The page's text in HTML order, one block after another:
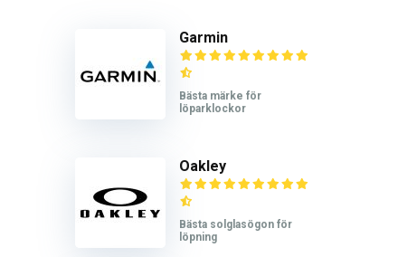
Garmin
Bästa märke för
löparklockor
Oakley
Bästa solglasögon för
löpning